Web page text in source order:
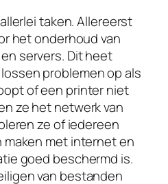
taken. Allereerst
het onderhoud van
servers. Dit heet
problemen op als
of een printer niet
ze het netwerk van
ze of iedereen
maken met internet en
goed beschermd is.
van bestanden